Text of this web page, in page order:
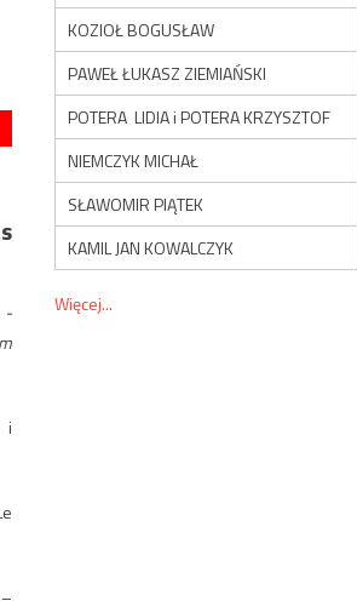
-
i
KOZIOŁ BOGUSŁAW
PAWEŁ ŁUKASZ ZIEMIAŃSKI
POTERA LIDIA i POTERA KRZYSZTOF
NIEMCZYK MICHAŁ
SŁAWOMIR PIĄTEK
KAMIL JAN KOWALCZYK
Więcej...